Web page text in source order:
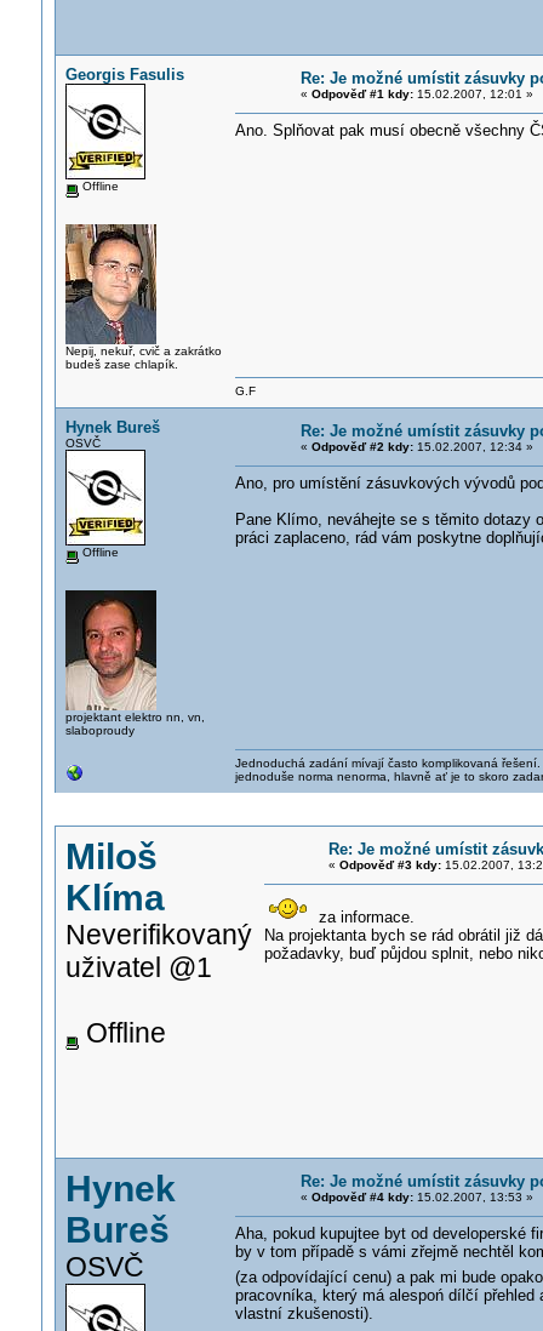
Georgis Fasulis
Offline
Nepij, nekuř, cvič a zakrátko
budeš zase chlapík.
Re: Je možné umístit zásuvky
« Odpověď #1 kdy:15.02.2007, 12:01 »
Ano. Splňovat pak musí obecně všechny
G.F
Hynek Bureš
OSVČ
Offline
projektant elektro nn, vn,
slaboproudy
Re: Je možné umístit zásuvky
« Odpověď #2 kdy:15.02.2007, 12:34 »
Ano, pro umístění zásuvkových vývodů
Pane Klímo, neváhejte se s těmito dotazy
práci zaplaceno, rád vám poskytne
Jednoduchá zadání mívají často komplikovaná
jednoduše norma nenorma, hlavně ať je to skoro
Miloš
Klíma
Neverifikovaný
uživatel @1
Offline
Re: Je možné umístit
« Odpověď #3 kdy:15.02.2007,
za informace.
Na projektanta bych se rád obrátil již
požadavky, buď půjdou splnit, nebo
Hynek
Bureš
OSVČ
Re: Je možné umístit zásuvky
« Odpověď #4 kdy:15.02.2007, 13:53 »
Aha, pokud kupujtee byt od developerské
by v tom případě s vámi zřejmě nechtěl
(za odpovídající cenu) a pak mi bude
pracovníka, který má alespoń dílčí přehled
vlastní zkušenosti).